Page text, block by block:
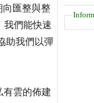
向匯整與整
我們能快速
助我們以彈
有雲的佈建